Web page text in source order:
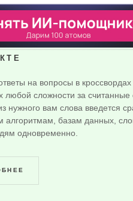
на вопросы в кроссвордах
любой сложности за считанные
нужного вам слова введется
алгоритмам, базам данных,
одновременно.